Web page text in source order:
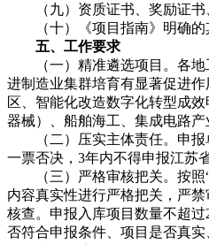
（九）资质证书、奖励证
（十）《项目指南》明确的
五、工作要求
（一）精准遴选项目。各
进制造业集群培育有显著促进
区、智能化改造数字化转型成
器械）、船舶海工、集成电路
（二）压实主体责任。申
一票否决，3年内不得申报江苏
（三）严格审核把关。按
内容真实性进行严格把关，严
核查。申报入库项目数量不超
否符合申报条件、项目是否真